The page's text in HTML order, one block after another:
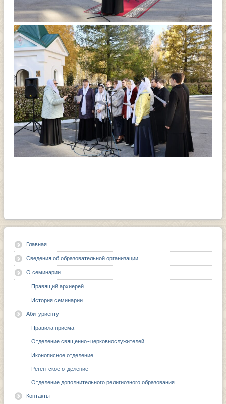
Главная
Сведения об образовательной организации
О семинарии
Правящий архиерей
История семинарии
Абитуриенту
Правила приема
Отделение священно-церковнослужителей
Иконописное отделение
Регентское отделение
Отделение дополнительного религиозного образования
Контакты